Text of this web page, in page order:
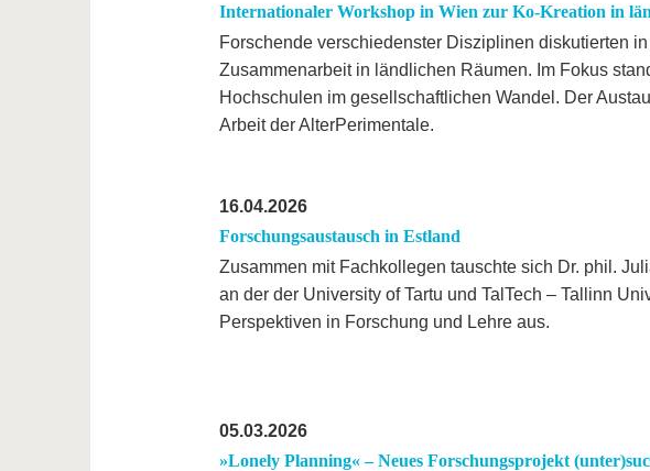
Internationaler Workshop in Wien zur Ko-Kreation in
Forschende verschiedenster Disziplinen diskutierten
Zusammenarbeit in ländlichen Räumen. Im Fokus
Hochschulen im gesellschaftlichen Wandel. Der
Arbeit der AlterPerimentale.
16.04.2026
Forschungsaustausch in Estland
Zusammen mit Fachkollegen tauschte sich Dr. phil.
an der der University of Tartu und TalTech – Tallinn
Perspektiven in Forschung und Lehre aus.
05.03.2026
»Lonely Planning« – Neues Forschungsprojekt